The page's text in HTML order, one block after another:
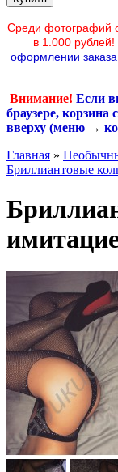
Среди фотографий
в 1.000 рублей!
оформлении
Внимание! Если
браузере,
вверху (меню →
Главная »
Бриллиантовые